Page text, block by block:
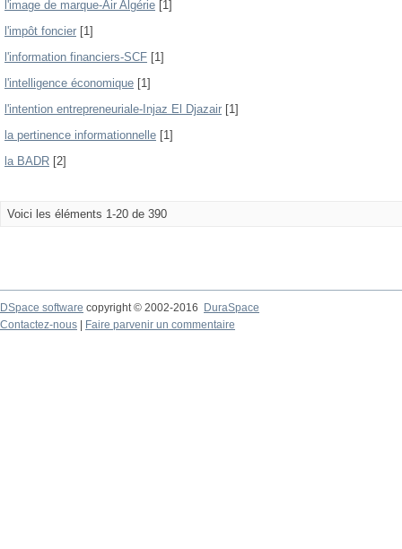
l'image de marque-Air Algérie [1]
l'impôt foncier [1]
l'information financiers-SCF [1]
l'intelligence économique [1]
l'intention entrepreneuriale-Injaz El Djazair [1]
la pertinence informationnelle [1]
la BADR [2]
Voici les éléments 1-20 de 390
DSpace software copyright © 2002-2016
DuraSpace
Contactez-nous
Faire parvenir un commentaire